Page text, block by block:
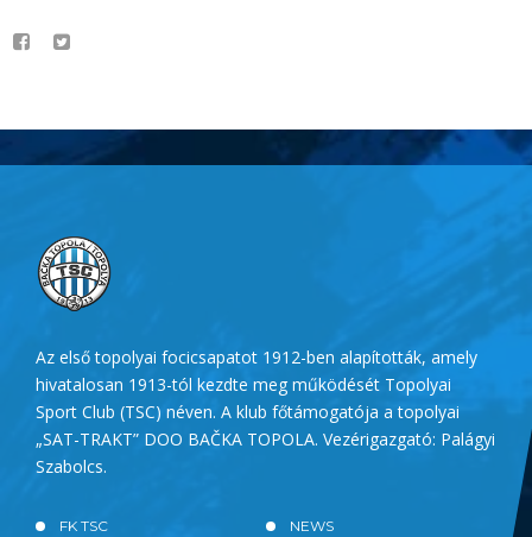
Az első topolyai focicsapatot 1912-ben alapították, amely
hivatalosan 1913-tól kezdte meg működését Topolyai
Sport Club (TSC) néven. A klub főtámogatója a topolyai
„SAT-TRAKT” DOO BAČKA TOPOLA. Vezérigazgató: Palágyi
Szabolcs.
FK TSC
NEWS